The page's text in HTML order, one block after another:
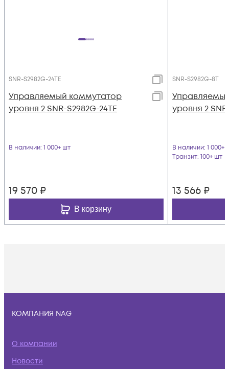
SNR-S2982G-24TE
Управляемый коммутатор
уровня 2 SNR-S2982G-24TE
В наличии: 1 000+ шт
19 570 ₽
В корзину
SNR-S2982G-8T
уровня 2
В наличии: 1 000+
Транзит: 100+ шт
13 566 ₽
КОМПАНИЯ NAG
О компании
Новости